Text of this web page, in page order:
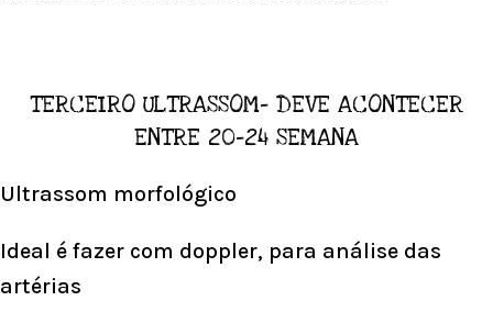
TERCEIRO ULTRASSOM- DEVE ACONTECER
ENTRE 20-24 SEMANA
Ultrassom morfológico
Ideal é fazer com doppler, para análise das
artérias